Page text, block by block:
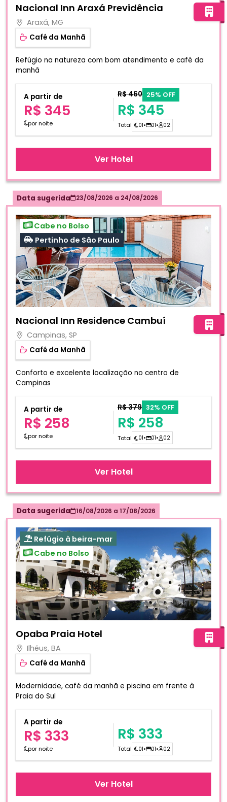
Nacional Inn Araxá Previdência
Araxá, MG
Café da Manhã
Refúgio na natureza com bom atendimento e café da
manhã
A partir de
R$ 345
por noite
R$ 460 25% OFF
R$ 345
Total 01• 01• 02
Ver Hotel
Data sugerida 23/08/2026 a 24/08/2026
Cabe no Bolso
Pertinho de São Paulo
Nacional Inn Residence Cambuí
Campinas, SP
Café da Manhã
Conforto e excelente localização no centro de
Campinas
A partir de
R$ 258
por noite
R$ 379 32% OFF
R$ 258
Total 01• 01• 02
Ver Hotel
Data sugerida 16/08/2026 a 17/08/2026
Refúgio à beira-mar
Cabe no Bolso
Opaba Praia Hotel
Ilhéus, BA
Café da Manhã
Modernidade, café da manhã e piscina em frente à
Praia do Sul
A partir de
R$ 333
por noite
R$ 333
Total 01• 01• 02
Ver Hotel